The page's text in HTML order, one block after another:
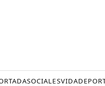
SOCIALESVIDA